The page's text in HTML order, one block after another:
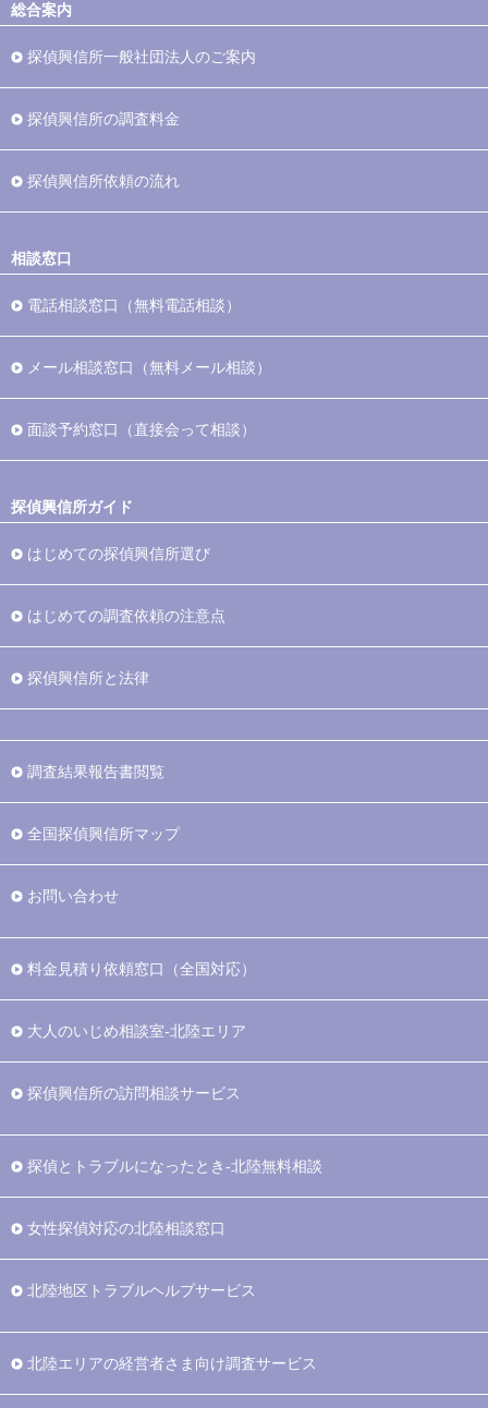
総合案内
探偵興信所一般社団法人のご案内
探偵興信所の調査料金
探偵興信所依頼の流れ
相談窓口
電話相談窓口（無料電話相談）
メール相談窓口（無料メール相談）
面談予約窓口（直接会って相談）
探偵興信所ガイド
はじめての探偵興信所選び
はじめての調査依頼の注意点
探偵興信所と法律
調査結果報告書閲覧
全国探偵興信所マップ
お問い合わせ
料金見積り依頼窓口（全国対応）
大人のいじめ相談室-北陸エリア
探偵興信所の訪問相談サービス
探偵とトラブルになったとき-北陸無料相談
女性探偵対応の北陸相談窓口
北陸地区トラブルヘルプサービス
北陸エリアの経営者さま向け調査サービス